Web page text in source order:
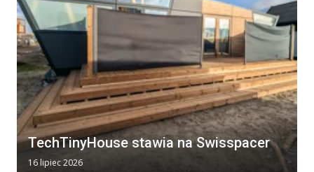
TechTinyHouse stawia na Swisspacer
16 lipiec 2026